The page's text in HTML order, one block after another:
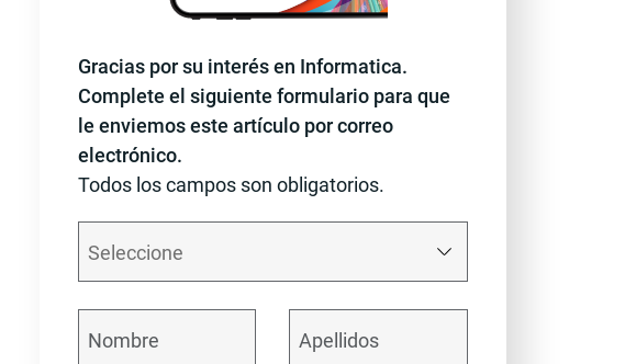
Gracias por su interés en Informatica.
Complete el siguiente formulario para que
le enviemos este artículo por correo
electrónico.
Todos los campos son obligatorios.